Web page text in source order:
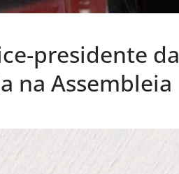
presidente da
na Assembleia